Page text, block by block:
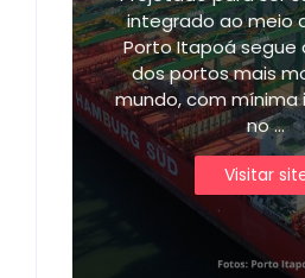
integrado ao meio
Porto Itapoá segue
dos portos mais
mundo, com
no ...
Visitar